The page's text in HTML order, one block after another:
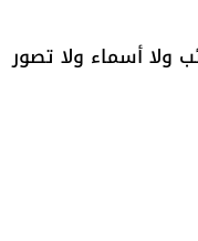
ولا أسماء ولا تصور